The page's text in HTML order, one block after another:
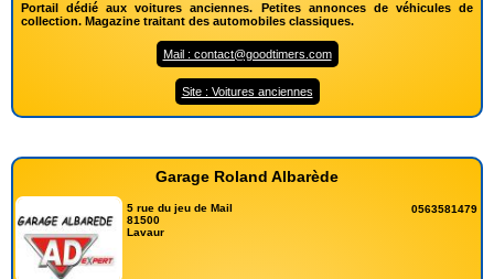
Portail dédié aux voitures anciennes. Petites annonces de véhicules de
collection. Magazine traitant des automobiles classiques.
Mail : contact@goodtimers.com
Site : Voitures anciennes
Garage Roland Albarède
5 rue du jeu de Mail
81500
Lavaur
0563581479